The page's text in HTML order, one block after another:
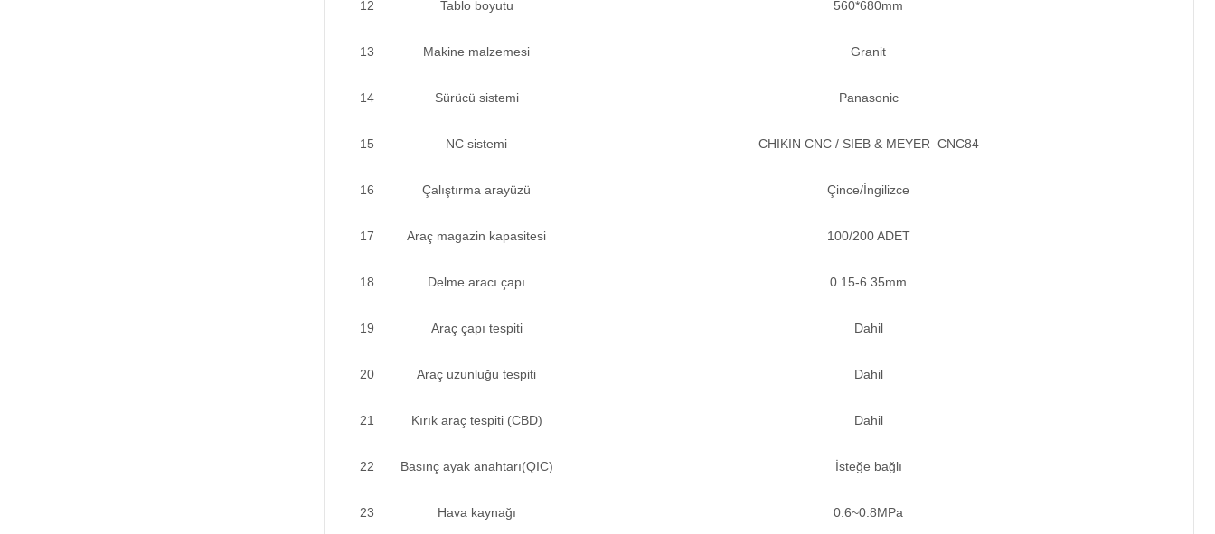
12 Tablo boyutu 560*680mm
13 Makine malzemesi Granit
14 Sürücü sistemi Panasonic
15 NC sistemi CHIKIN CNC / SIEB & MEYER CNC84
16 Çalıştırma arayüzü Çince/İngilizce
17 Araç magazin kapasitesi 100/200 ADET
18 Delme aracı çapı 0.15-6.35mm
19 Araç çapı tespiti Dahil
20 Araç uzunluğu tespiti Dahil
21 Kırık araç tespiti (CBD) Dahil
22 Basınç ayak anahtarı(QIC) İsteğe bağlı
23 Hava kaynağı 0.6~0.8MPa